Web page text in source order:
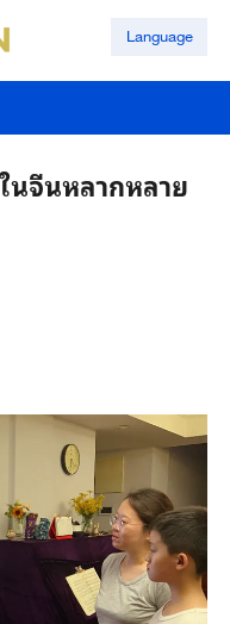
Language
นจีนหลากหลาย